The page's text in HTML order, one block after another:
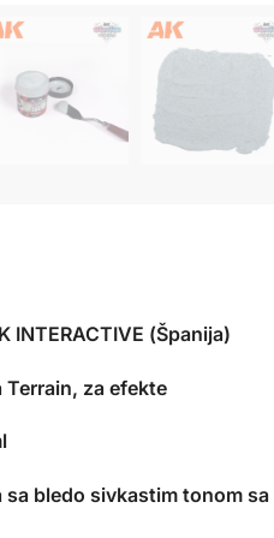
INTERACTIVE (Španija)
Terrain, za efekte
sa bledo sivkastim tonom